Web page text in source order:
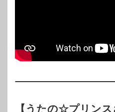
【うたの☆プリン